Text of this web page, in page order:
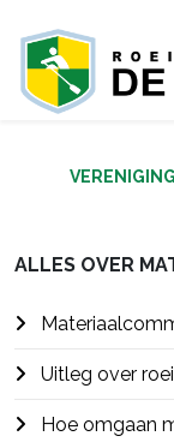
VERENIGING
ALLES OVER
Uitleg over
Hoe omgaan